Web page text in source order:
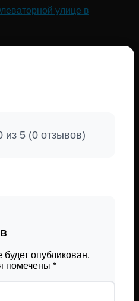
из 5 (0 отзывов)
опубликован.
помечены *